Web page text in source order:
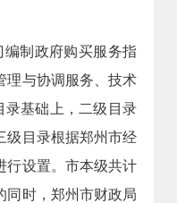
制政府购买服务指
理与协调服务、技术
录基础上，二级目录
级目录根据郑州市经
行设置。市本级共计
同时，郑州市财政局